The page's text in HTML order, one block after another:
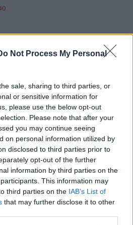
Not Process My Personal
sale, sharing to third parties, or
or sensitive information for
please use the below opt-out
Please note that after your
you may continue seeing
on personal information utilized by
disclosed to third parties prior to
opt-out of the further
information by third parties on the
This information may
third parties on the IAB’s List of
that may further disclose it to other
–
–
kan släppa